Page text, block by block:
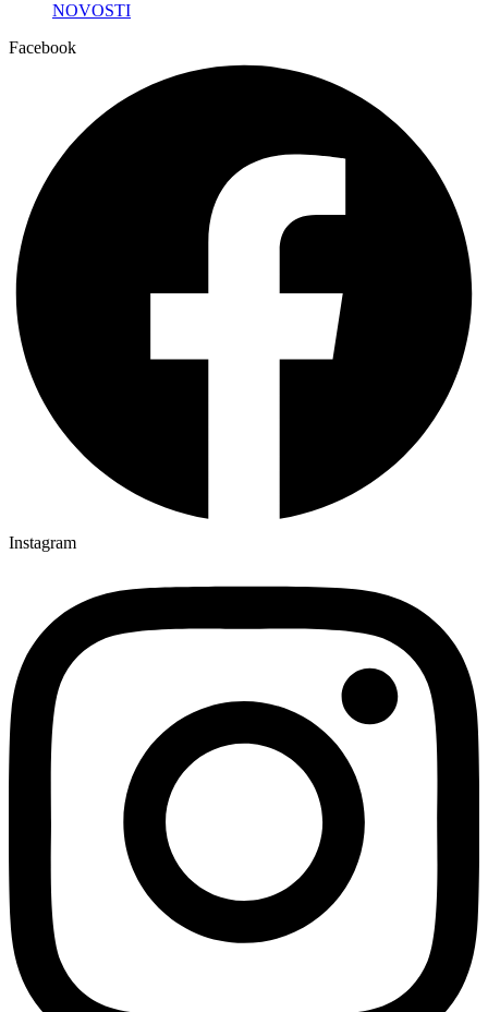
NOVOSTI
Facebook
Instagram